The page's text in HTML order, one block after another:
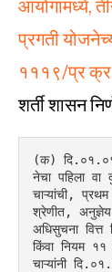
आयोगामध्ये,
प्रगती
१११९/प्र
शर्ती शासन
(क)
नेचा पहिला वा
चाऱ्यांची, प्रथम
श्रेणीत,
अधिसुचना
किंवा नियम ११
चाऱ्यांनी